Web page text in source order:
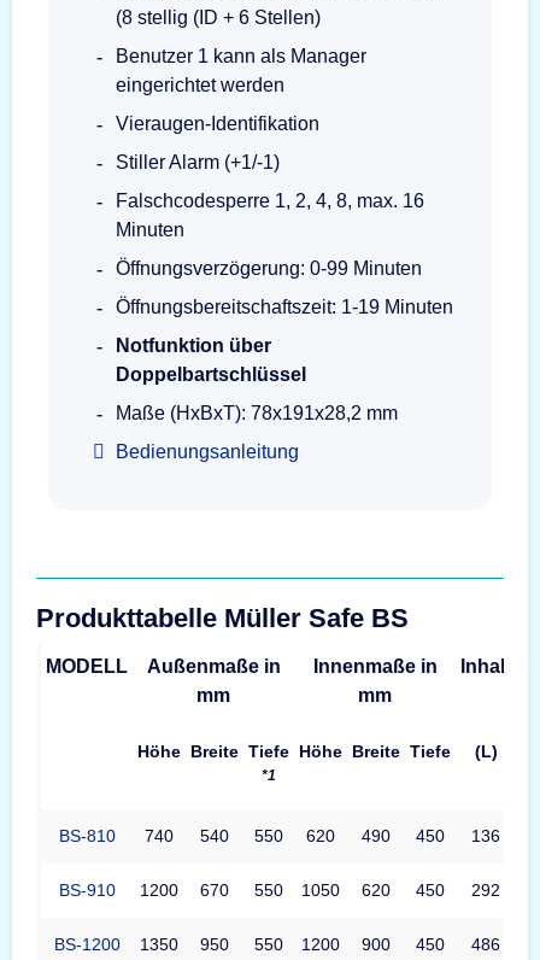
(8 stellig (ID + 6 Stellen)
Benutzer 1 kann als Manager
eingerichtet werden
Vieraugen-Identifikation
Stiller Alarm (+1/-1)
Falschcodesperre 1, 2, 4, 8, max. 16
Minuten
Öffnungsverzögerung: 0-99 Minuten
Öffnungsbereitschaftszeit: 1-19 Minuten
Notfunktion über
Doppelbartschlüssel
Maße (HxBxT): 78x191x28,2 mm
Bedienungsanleitung
Produkttabelle Müller Safe BS
MODELL
Außenmaße in
mm
Innenmaße in
mm
Inhalt
Höhe Breite Tiefe
*1
Höhe Breite Tiefe (L)
BS-810 740 540 550 620 490 450 136
BS-910 1200 670 550 1050 620 450 292
BS-1200 1350 950 550 1200 900 450 486